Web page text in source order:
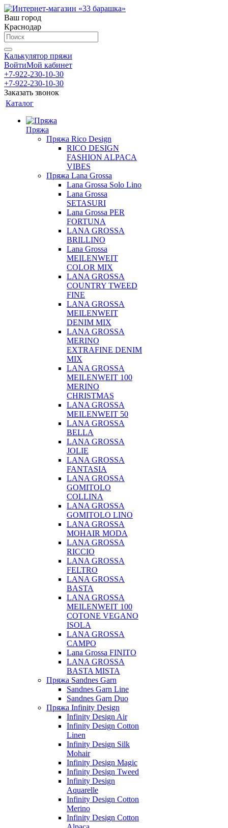
Ваш город
Краснодар
Калькулятор пряжи
ВойтиМой кабинет
+7-922-230-10-30
+7-922-230-10-30
Заказать звонок
Каталог
Пряжа
Пряжа Rico Design
RICO DESIGN
FASHION ALPACA
VIBES
Пряжа Lana Grossa
Lana Grossa Solo Lino
Lana Grossa
SETASURI
Lana Grossa PER
FORTUNA
LANA GROSSA
BRILLINO
Lana Grossa
MEILENWEIT
COLOR MIX
LANA GROSSA
COUNTRY TWEED
FINE
LANA GROSSA
MEILENWEIT
DENIM MIX
LANA GROSSA
MERINO
EXTRAFINE DENIM
MIX
LANA GROSSA
MEILENWEIT 100
MERINO
CHRISTMAS
LANA GROSSA
MEILENWEIT 50
LANA GROSSA
BELLA
LANA GROSSA
JOLIE
LANA GROSSA
FANTASIA
LANA GROSSA
GOMITOLO
COLLINA
LANA GROSSA
GOMITOLO LINO
LANA GROSSA
MOHAIR MODA
LANA GROSSA
RICCIO
LANA GROSSA
FELTRO
LANA GROSSA
BASTA
LANA GROSSA
MEILENWEIT 100
COTONE VEGANO
ISOLA
LANA GROSSA
CAMPO
Lana Grossa FINITO
LANA GROSSA
BASTA MISTA
Пряжа Sandnes Garn
Sandnes Garn Line
Sandnes Garn Duo
Пряжа Infinity Design
Infinity Design Air
Infinity Design Cotton
Linen
Infinity Design Silk
Mohair
Infinity Design Magic
Infinity Design Tweed
Infinity Design
Aquarelle
Infinity Design Cotton
Merino
Infinity Design Cotton